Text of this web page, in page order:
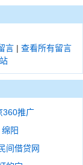
言 | 查看所有留言
360推广
绵阳
间借贷网